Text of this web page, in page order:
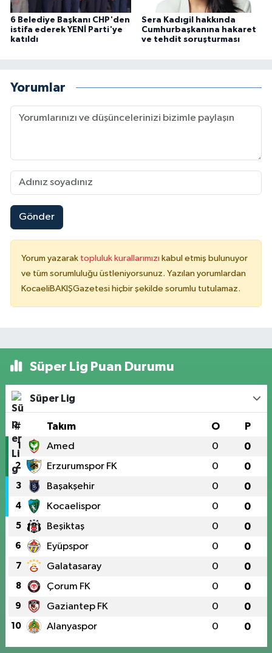
6 Belediye Başkanı CHP'den
istifa ederek YENİ Parti'ye
katıldı
Sera Kadıgil hakkında
Cumhurbaşkanına hakaret
ve tehdit soruşturması
Yorumlar
Gönder
Yorum yazarak topluluk kurallarımızı kabul etmiş bulunuyor
ve tüm sorumluluğu üstleniyorsunuz. Yazılan yorumlardan
KocaeliBAKIŞGazetesi hiçbir şekilde sorumlu tutulamaz.
Süper Lig Puan Durumu
Süper Lig
# Takım O P
1 Amed 0 0
2 Erzurumspor FK 0 0
3 Başakşehir 0 0
4 Kocaelispor 0 0
5 Beşiktaş 0 0
6 Eyüpspor 0 0
7 Galatasaray 0 0
8 Çorum FK 0 0
9 Gaziantep FK 0 0
10 Alanyaspor 0 0